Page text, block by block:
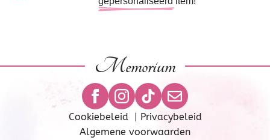
Memorium
Cookiebeleid | Privacybeleid
Algemene voorwaarden